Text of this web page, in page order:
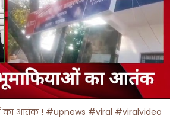
का आतंक ! #upnews #viral #viralvideo